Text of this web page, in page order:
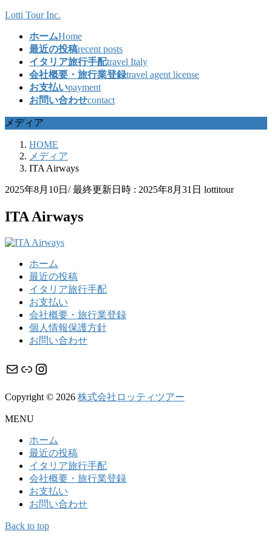
コ
ッ
プ
ナ
移
動
Lotti Tour Inc.
ホームHome
最近の投稿recent posts
イタリア旅行手配travel Italy
会社概要・旅行業登録travel agent license
お支払いpayment
お問い合わせcontact
メディア
HOME
メディア
ITA Airways
2025年8月10日 / 最終更新日時 : 2025年8月31日 lottitour
ITA Airways
ホーム
最近の投稿
イタリア旅行手配
お支払い
会社概要・旅行業登録
個人情報保護方針
お問い合わせ
メール リンク Instagram
Copyright © 2026 株式会社ロッティツアー
MENU
ホーム
最近の投稿
イタリア旅行手配
会社概要・旅行業登録
お支払い
お問い合わせ
Back to top